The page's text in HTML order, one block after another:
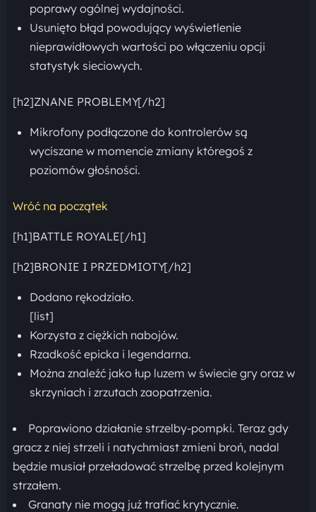
poprawy ogólnej wydajności.
Usunięto błąd powodujący wyświetlenie
nieprawidłowych wartości po włączeniu opcji
statystyk sieciowych.
[h2]ZNANE PROBLEMY[/h2]
Mikrofony podłączone do kontrolerów są
wyciszane w momencie zmiany któregoś z
poziomów głośności.
Wróć na początek
[h1]BATTLE ROYALE[/h1]
[h2]BRONIE I PRZEDMIOTY[/h2]
Dodano rękodziało.
[list]
Korzysta z ciężkich nabojów.
Rzadkość epicka i legendarna.
Można znaleźć jako łup luzem w świecie gry oraz w
skrzyniach i zrzutach zaopatrzenia.
Poprawiono działanie strzelby-pompki. Teraz gdy
gracz z niej strzeli i natychmiast zmieni broń, nadal
będzie musiał przeładować strzelbę przed kolejnym
strzałem.
Granaty nie mogą już trafiać krytycznie.